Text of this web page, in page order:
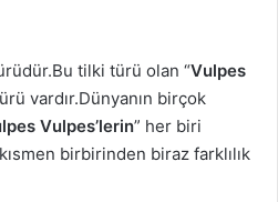
tilki türü olan “Vulpes
vardır.Dünyanın birçok
Vulpes’lerin” her biri
birbirinden biraz farklılık